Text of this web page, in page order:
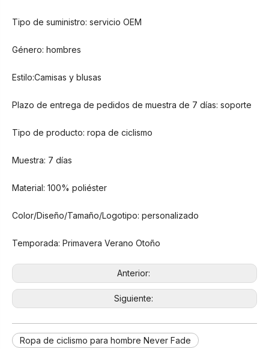
Tipo de suministro: servicio OEM
Género: hombres
Estilo:Camisas y blusas
Plazo de entrega de pedidos de muestra de 7 días: soporte
Tipo de producto: ropa de ciclismo
Muestra: 7 días
Material: 100% poliéster
Color/Diseño/Tamaño/Logotipo: personalizado
Temporada: Primavera Verano Otoño
Anterior:
Siguiente:
Ropa de ciclismo para hombre Never Fade